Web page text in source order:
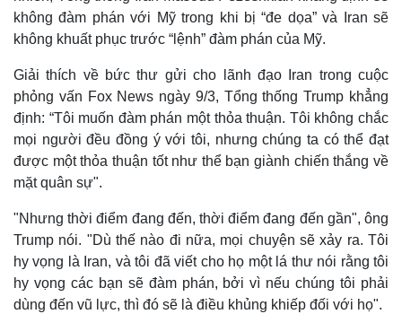
Giá cà phê
không đàm phán với Mỹ trong khi bị “đe dọa” và Iran sẽ
không khuất phục trước “lệnh” đàm phán của Mỹ.
Giải thích về bức thư gửi cho lãnh đạo Iran trong cuộc
phỏng vấn Fox News ngày 9/3, Tổng thống Trump khẳng
định: “Tôi muốn đàm phán một thỏa thuận. Tôi không chắc
mọi người đều đồng ý với tôi, nhưng chúng ta có thể đạt
được một thỏa thuận tốt như thể bạn giành chiến thắng về
mặt quân sự".
"Nhưng thời điểm đang đến, thời điểm đang đến gần", ông
Trump nói. "Dù thế nào đi nữa, mọi chuyện sẽ xảy ra. Tôi
hy vọng là Iran, và tôi đã viết cho họ một lá thư nói rằng tôi
hy vọng các bạn sẽ đàm phán, bởi vì nếu chúng tôi phải
dùng đến vũ lực, thì đó sẽ là điều khủng khiếp đối với họ".